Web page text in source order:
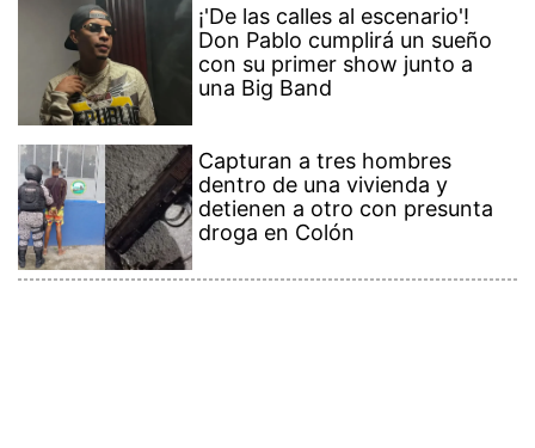
¡'De las calles al escenario'!
Don Pablo cumplirá un sueño
con su primer show junto a
una Big Band
Capturan a tres hombres
dentro de una vivienda y
detienen a otro con presunta
droga en Colón